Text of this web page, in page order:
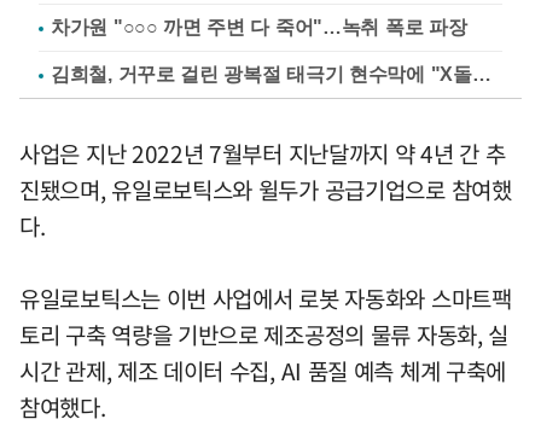
차가원 "○○○ 까면 주변 다 죽어"…녹취 폭로 파장
김희철, 거꾸로 걸린 광복절 태극기 현수막에 "X돌았네"
사업은 지난 2022년 7월부터 지난달까지 약 4년 간 추
진됐으며, 유일로보틱스와 윌두가 공급기업으로 참여했
다.
유일로보틱스는 이번 사업에서 로봇 자동화와 스마트팩
토리 구축 역량을 기반으로 제조공정의 물류 자동화, 실
시간 관제, 제조 데이터 수집, AI 품질 예측 체계 구축에
참여했다.